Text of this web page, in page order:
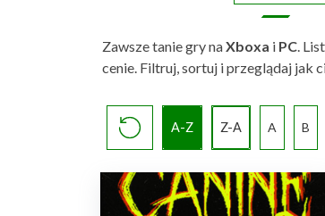
Zawsze tanie gry naXboxa i PC .
cenie. Filtruj, sortuj i przeglądaj jak
A-Z Z-A A B